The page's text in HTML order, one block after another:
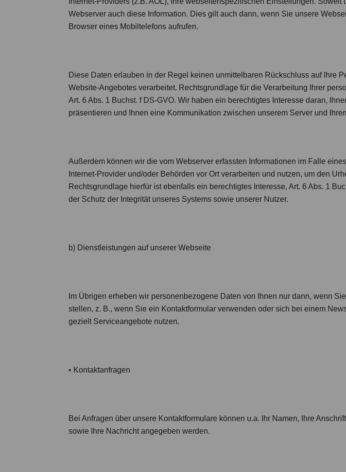
Webserver auch diese Information. Dies gilt auch dann, wenn Sie unsere
Browser eines Mobiltelefons aufrufen.
Diese Daten erlauben in der Regel keinen unmittelbaren Rückschluss auf Ihre
Website-Angebotes verarbeitet. Rechtsgrundlage für die Verarbeitung Ihrer
Art. 6 Abs. 1 Buchst. f DS-GVO. Wir haben ein berechtigtes Interesse daran,
präsentieren und Ihnen eine Kommunikation zwischen unserem Server und
Außerdem können wir die vom Webserver erfassten Informationen im Falle
Internet-Provider und/oder Behörden vor Ort verarbeiten und nutzen, um den
Rechtsgrundlage hierfür ist ebenfalls ein berechtigtes Interesse, Art. 6 Abs. 1
der Schutz der Integrität unseres Systems sowie unserer Nutzer.
b) Dienstleistungen auf unserer Webseite
Im Übrigen erheben wir personenbezogene Daten von Ihnen nur dann, wenn
stellen, z. B., wenn Sie ein Kontaktformular verwenden oder sich bei einem
gezielt Serviceangebote nutzen.
• Kontaktanfragen
Bei Anfragen über unsere Kontaktformulare können u.a. Ihr Namen, Ihre
sowie Ihre Nachricht angegeben werden.